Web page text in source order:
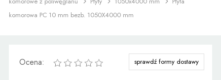
komorowa PC 10 mm bezb. 1050X4000 mm
sprawdź formy dostawy
Ocena: